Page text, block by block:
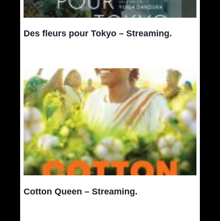
Des fleurs pour Tokyo – Streaming.
Cotton Queen – Streaming.